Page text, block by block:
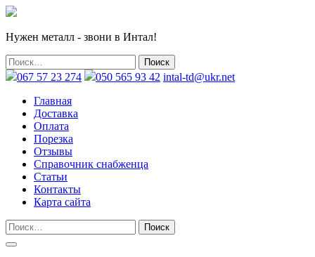
Нужен металл - звони в Интал!
067 57 23 274 050 565 93 42 intal-td@ukr.net
Главная
Доставка
Оплата
Порезка
Отзывы
Справочник снабженца
Статьи
Контакты
Карта сайта